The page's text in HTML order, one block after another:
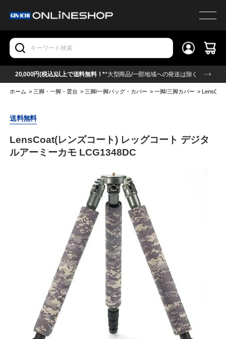
20,000円(税込)以上で送料無料！**大型商品/一部地域への発送は除く
ホーム > 三脚・一脚・雲台 > 三脚/一脚バッグ・カバー >一脚/三脚カバー >
送料無料
LensCoat(レンズコート) レッグコート デジタ
ルアーミーカモ LCG1348DC